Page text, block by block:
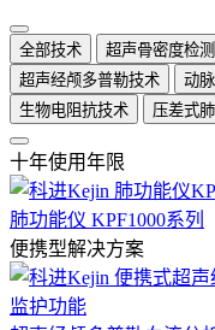
全部技术 超声骨密度检
超声经颅多普勒技术
动
生物电阻抗技术
压差式
十年使用年限
肺功能仪 KPF1000系列
便携型解决方案